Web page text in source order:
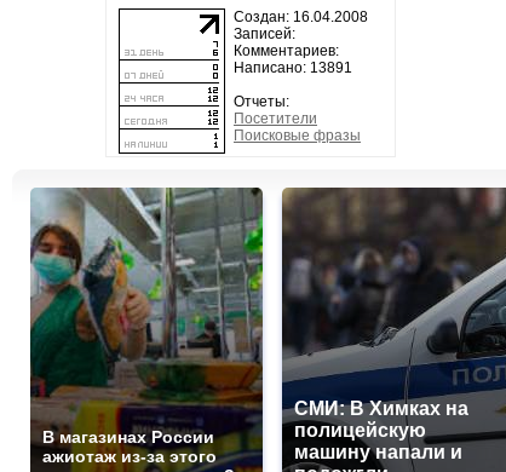
Создан: 16.04.2008
Записей:
Комментариев:
Написано: 13891
Отчеты:
Посетители
Поисковые фразы
В магазинах России
ажиотаж из-за этого
СМИ: В Химках на
полицейскую
машину напали и